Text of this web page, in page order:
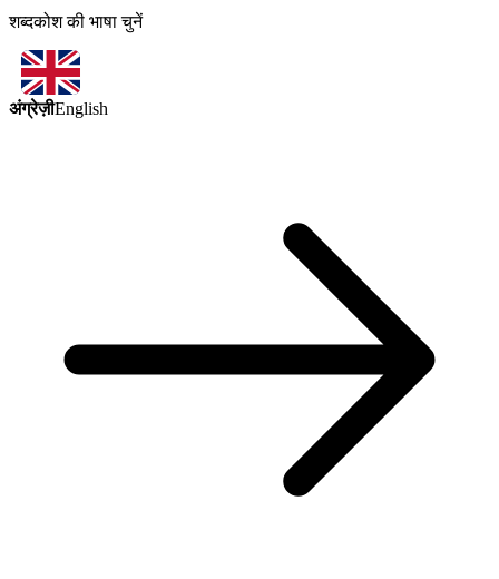
शब्दकोश की भाषा चुनें
अंग्रेज़ीEnglish